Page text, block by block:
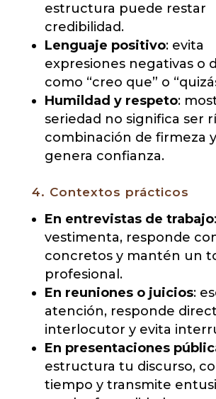
estructura puede restar
credibilidad.
Lenguaje positivo: evita
expresiones negativas o
como “creo que” o
Humildad y respeto:
seriedad no significa ser
combinación de firmeza
genera confianza.
4. Contextos prácticos
En entrevistas de trabajo
vestimenta, responde
concretos y mantén un
profesional.
En reuniones o juicios:
atención, responde
interlocutor y evita
En presentaciones
estructura tu discurso,
tiempo y transmite